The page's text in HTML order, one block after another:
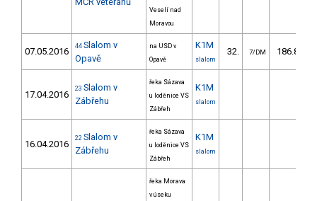
Veselí nad
Moravou
07.05.2016 44 Slalom v
Opavě
na USD v
Opavě
K1M
slalom
32. 7/DM 186.80
17.04.2016
23 Slalom v
Zábřehu
řeka Sázava
u loděnice VS
Zábřeh
K1M
slalom
16.04.2016
22 Slalom v
Zábřehu
řeka Sázava
u loděnice VS
Zábřeh
K1M
slalom
řeka Morava
v úseku